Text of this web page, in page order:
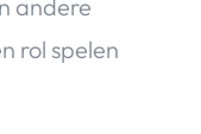
andere
rol spelen